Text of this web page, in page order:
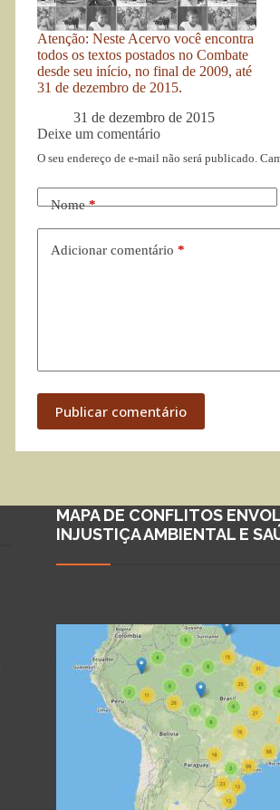
Atenção: Neste Acervo você encontra
todos os textos postados no Combate
desde seu início, no final de 2009, até
31 de dezembro de 2015.
31 de dezembro de 2015
Deixe um comentário
O seu endereço de e-mail não será publicado.
Nome*
Adicionar comentário *
Publicar comentário
MAPA DE CONFLITOS
INJUSTIÇA AMBIENTAL E